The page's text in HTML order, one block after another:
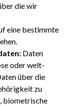
die wir
eine bestimmte
Daten
oder welt­
über die
zu
biometrische